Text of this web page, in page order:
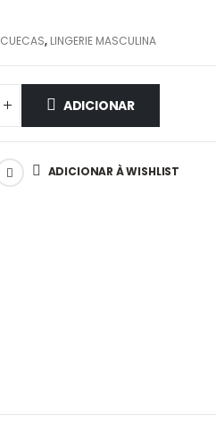
CUECAS, LINGERIE MASCULINA
ADICIONAR
ADICIONAR À WISHLIST